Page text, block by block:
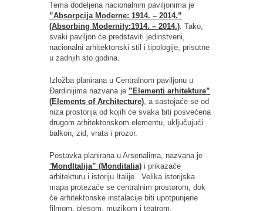
Tema dodeljena nacionalnim paviljonima je
”Absorpcija Moderne: 1914. – 2014.”
(Absorbing Modernity:1914. – 2014.). Tako,
svaki paviljon će predstaviti jedinstveni,
nacionalni arhitektonski stil i tipologije, prisutne
u zadnjih sto godina.
Izložba planirana u Centralnom paviljonu u
Đardinijima nazvana je ”Elementi arhitekture”
(Elements of Architecture), a sastojaće se od
niza prostorija od kojih će svaka biti posvećena
drugom arhitektonskom elementu, uključujući
balkon, zid, vrata i prozor.
Postavka planirana u Arsenalima, nazvana je
”MondItalija” (Monditalia) i prikazaće
arhitekturu i istoriju Italije. Velika istorijska
mapa protezaće se centralnim prostorom, dok
će arhitektonske instalacije biti upotpunjene
filmom, plesom, muzikom i teatrom.